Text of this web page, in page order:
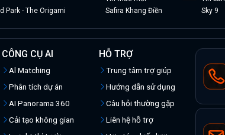
Park - The Origami
Safira Khang Điền
Sky 9
CÔNG CỤ AI
Al Matching
Phân tích dự án
AI Panorama 360
Cải tạo không gian
HỖ TRỢ
Trung tâm trợ giúp
Hướng dẫn sử dụng
Câu hỏi thường gặp
Liên hệ hỗ trợ